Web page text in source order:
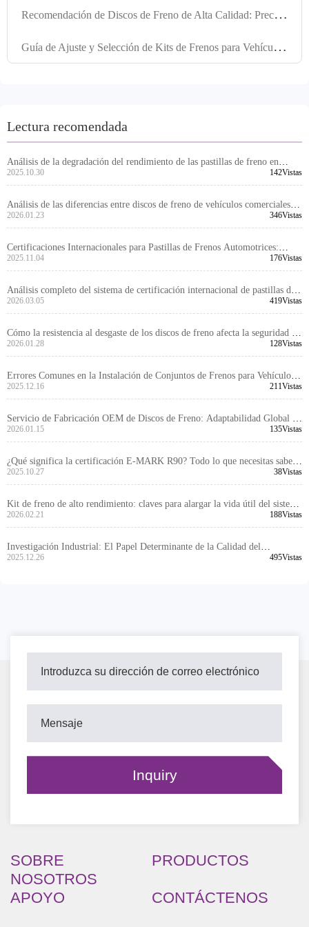
R
ecomendación de Discos de Freno de Alta Calidad: Precisión en Orificios de Posicionamiento y Mecanizado Preciso para un Rendimiento Óptimo
G
uía de Ajuste y Selección de Kits de Frenos para Vehículos Comerciales: Soluciones Técnicas para el Mercado Internacional
Lectura recomendada
Análisis de la degradación del rendimiento de las pastillas de freno en
diferentes condiciones de carretera
2025.10.30 142Vistas
Análisis de las diferencias entre discos de freno de vehículos comerciales y
de pasajeros: ¿Por qué los discos de freno de alta compatibilidad son más
populares en el mercado internacional?
2026.01.23 346Vistas
Certificaciones Internacionales para Pastillas de Frenos Automotrices:
Revisión VCA COP y Requisitos Técnicos EMARK
2025.11.04 176Vistas
Análisis completo del sistema de certificación internacional de pastillas de
freno de automóvil: detalles de la auditoría COP de VCA y los requisitos
técnicos de la certificación EMARK
2026.03.05 419Vistas
Cómo la resistencia al desgaste de los discos de freno afecta la seguridad de
frenado de los vehículos: Análisis técnico y sugerencias de selección
2026.01.28 128Vistas
Errores Comunes en la Instalación de Conjuntos de Frenos para Vehículos
Comerciales y Cómo Prevenirlos
2025.12.16 211Vistas
Servicio de Fabricación OEM de Discos de Freno: Adaptabilidad Global y
Respuesta Rápida a Necesidades Específicas
2026.01.15 135Vistas
¿Qué significa la certificación E-MARK R90? Todo lo que necesitas saber
sobre el acceso al mercado europeo
2025.10.27 38Vistas
Kit de freno de alto rendimiento: claves para alargar la vida útil del sistema
de frenado
2026.02.21 188Vistas
Investigación Industrial: El Papel Determinante de la Calidad del
Mecanizado en el Rendimiento de Discos de Freno
2025.12.26 495Vistas
SOBRE
NOSOTROS
PRODUCTOS
APOYO CONTÁCTENOS